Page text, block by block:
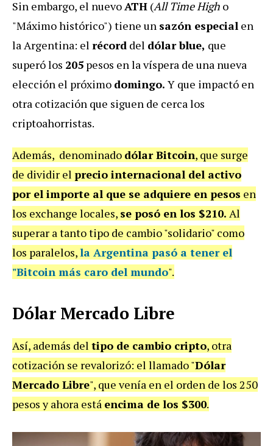
Sin embargo, el nuevoATH (All Time High o
"Máximo histórico") tiene un sazón especial en
la Argentina: el récord del dólar blue, que
superó los 205 pesos en la víspera de una nueva
elección el próximo domingo. Y que impactó en
otra cotización que siguen de cerca los
criptoahorristas.
Además, denominado dólar Bitcoin, que surge
de dividir el precio internacional del activo
por el importe al que se adquiere en pesos en
los exchange locales, se posó en los $210. Al
superar a tanto tipo de cambio "solidario" como
los paralelos,la Argentina pasó a tener el
"Bitcoin más caro del mundo".
Dólar Mercado Libre
Así, además del tipo de cambio cripto, otra
cotización se revalorizó: el llamado "Dólar
Mercado Libre", que venía en el orden de los 250
pesos y ahora está encima de los $300.